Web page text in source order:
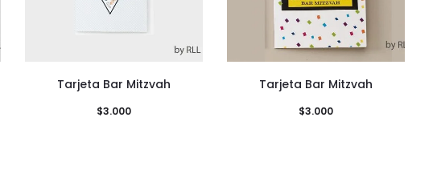
Tarjeta Bar Mitzvah
$3.000
Tarjeta Bar Mitzvah
$3.000